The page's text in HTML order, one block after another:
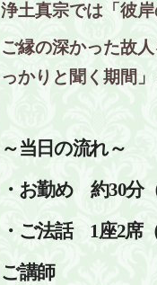
浄土真宗では「彼
ご縁の深かった故
っかりと聞く期間
～当日の流れ～
・お勤め 約30分
・ご法話 1座2席
ご講師